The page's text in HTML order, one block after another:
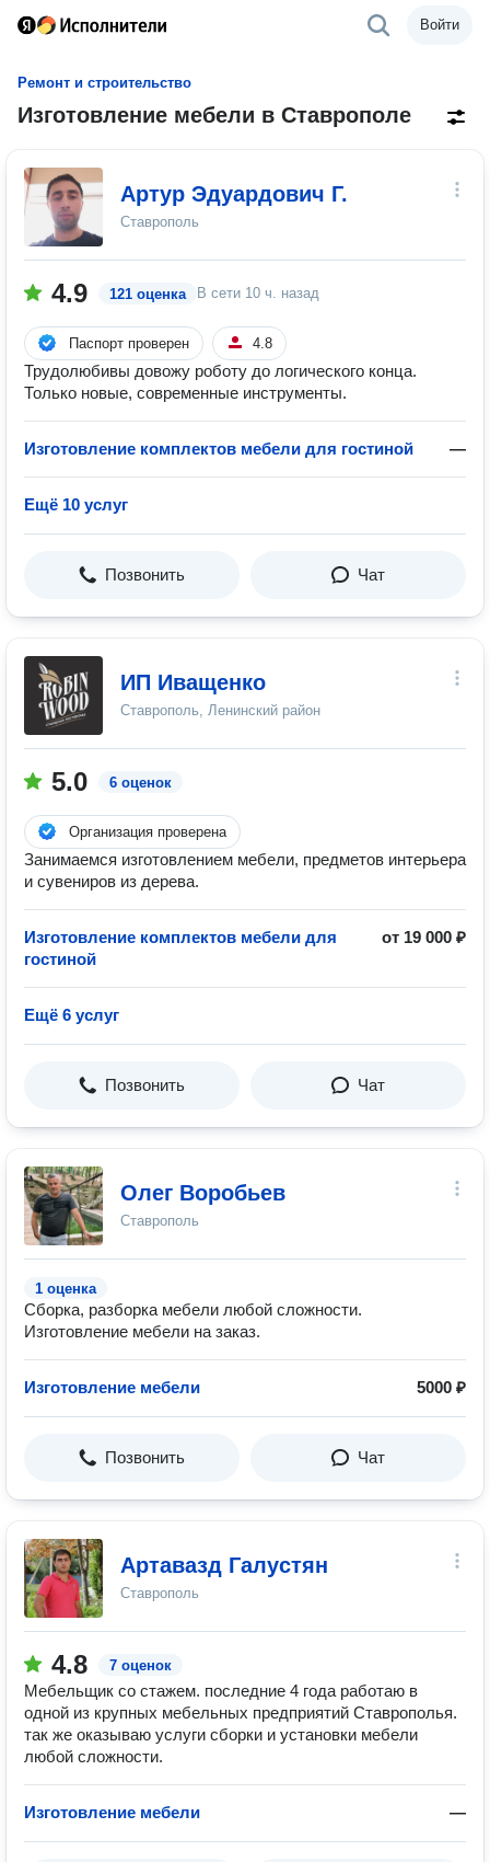
Войти
Ремонт и строительство
Изготовление мебели в Ставрополе
Артур Эдуардович Г.
Ставрополь
4.9 121 оценка В сети 10 ч. назад
Паспорт проверен 4.8
Трудолюбивы довожу роботу до логического конца.
Только новые, современные инструменты.
Изготовление комплектов мебели для гостиной —
Ещё 10 услуг
Позвонить Чат
ИП Иващенко
Ставрополь, Ленинский район
5.0 6 оценок
Организация проверена
Занимаемся изготовлением мебели, предметов интерьера
и сувениров из дерева.
Изготовление комплектов мебели для
гостиной
от 19 000 ₽
Ещё 6 услуг
Позвонить Чат
Олег Воробьев
Ставрополь
1 оценка
Сборка, разборка мебели любой сложности.
Изготовление мебели на заказ.
Изготовление мебели 5000 ₽
Позвонить Чат
Артавазд Галустян
Ставрополь
4.8 7 оценок
Мебельщик со стажем. последние 4 года работаю в
одной из крупных мебельных предприятий Ставрополья.
так же оказываю услуги сборки и установки мебели
любой сложности.
Изготовление мебели —